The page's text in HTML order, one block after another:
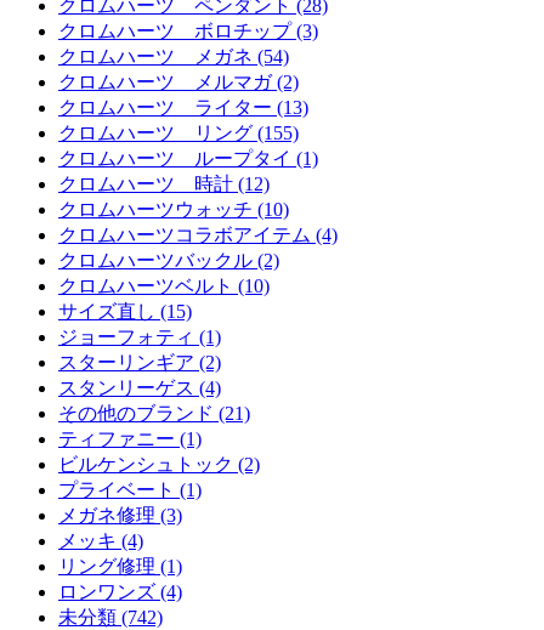
クロムハーツ ペンダント (28)
クロムハーツ ボロチップ (3)
クロムハーツ メガネ (54)
クロムハーツ メルマガ (2)
クロムハーツ ライター (13)
クロムハーツ リング (155)
クロムハーツ ループタイ (1)
クロムハーツ 時計 (12)
クロムハーツウォッチ (10)
クロムハーツコラボアイテム (4)
クロムハーツバックル (2)
クロムハーツベルト (10)
サイズ直し (15)
ジョーフォティ (1)
スターリンギア (2)
スタンリーゲス (4)
その他のブランド (21)
ティファニー (1)
ビルケンシュトック (2)
プライベート (1)
メガネ修理 (3)
メッキ (4)
リング修理 (1)
ロンワンズ (4)
未分類 (742)